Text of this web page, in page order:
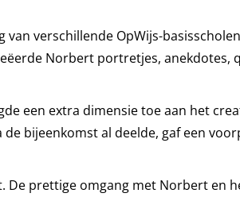
verschillende OpWijs-basisscholen
Norbert portretjes, anekdotes,
een extra dimensie toe aan het
bijeenkomst al deelde, gaf een
prettige omgang met Norbert en